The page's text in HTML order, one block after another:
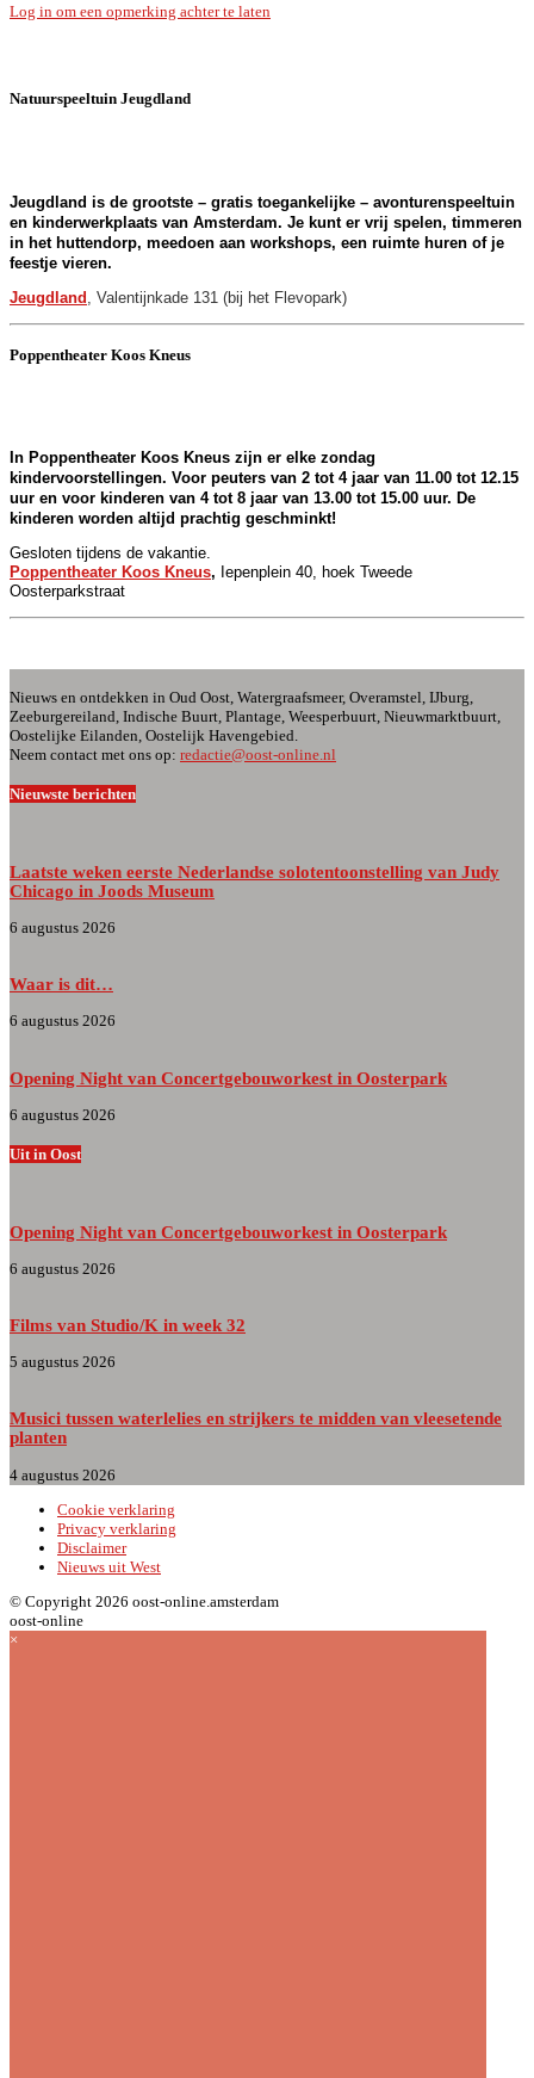
Log in om een opmerking achter te laten
Natuurspeeltuin Jeugdland
Jeugdland is de grootste – gratis toegankelijke – avonturenspeeltuin
en kinderwerkplaats van Amsterdam. Je kunt er vrij spelen, timmeren
in het huttendorp, meedoen aan workshops, een ruimte huren of je
feestje vieren.
Jeugdland , Valentijnkade 131 (bij het Flevopark)
Poppentheater Koos Kneus
In Poppentheater Koos Kneus zijn er elke zondag
kindervoorstellingen. Voor peuters van 2 tot 4 jaar van 11.00 tot 12.15
uur en voor kinderen van 4 tot 8 jaar van 13.00 tot 15.00 uur. De
kinderen worden altijd prachtig geschminkt!
Gesloten tijdens de vakantie.
Poppentheater Koos Kneus, Iepenplein 40, hoek Tweede
Oosterparkstraat
Nieuws en ontdekken in Oud Oost, Watergraafsmeer, Overamstel, IJburg,
Zeeburgereiland, Indische Buurt, Plantage, Weesperbuurt, Nieuwmarktbuurt,
Oostelijke Eilanden, Oostelijk Havengebied.
Neem contact met ons op: redactie@oost-online.nl
Nieuwste berichten
Laatste weken eerste Nederlandse solotentoonstelling van Judy
Chicago in Joods Museum
6 augustus 2026
Waar is dit…
6 augustus 2026
Opening Night van Concertgebouworkest in Oosterpark
6 augustus 2026
Uit in Oost
Opening Night van Concertgebouworkest in Oosterpark
6 augustus 2026
Films van Studio/K in week 32
5 augustus 2026
Musici tussen waterlelies en strijkers te midden van vleesetende
planten
4 augustus 2026
Cookie verklaring
Privacy verklaring
Disclaimer
Nieuws uit West
© Copyright 2026 oost-online.amsterdam
oost-online
×